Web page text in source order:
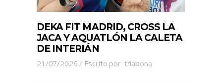
DEKA FIT MADRID, CROSS LA
JACA Y AQUATLÓN LA CALETA
DE INTERIÁN
21/07/2026 Escrito por triabona